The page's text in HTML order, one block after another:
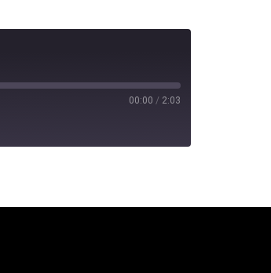
00:00 / 2:03